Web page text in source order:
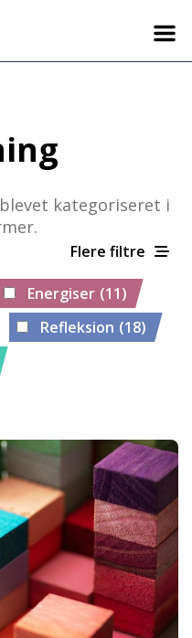
kategoriseret i
Flere filtre
Energiser (11)
Refleksion (18)